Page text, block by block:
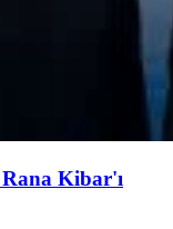
Kibar'ı